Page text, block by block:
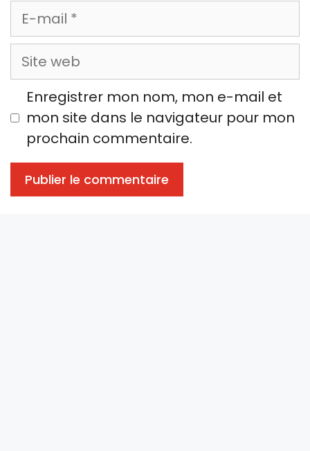
E-
mail
Site
web
Enregistrer mon nom, mon e-mail et
mon site dans le navigateur pour mon
prochain commentaire.